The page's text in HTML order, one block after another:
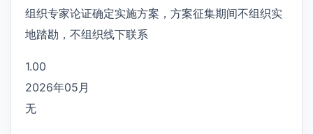
组织专家论证确定实施方案，方案征集期间不组织实
地踏勘，不组织线下联系
1.00
2026年05月
无